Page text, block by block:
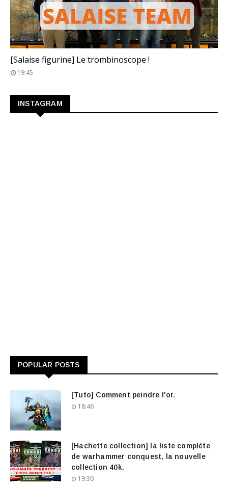
[Salaise figurine] Le trombinoscope !
19:45
INSTAGRAM
POPULAR POSTS
[Tuto] Comment peindre l'or.
18:46
[Hachette collection] la liste complète
de warhammer conquest, la nouvelle
collection 40k.
19:30